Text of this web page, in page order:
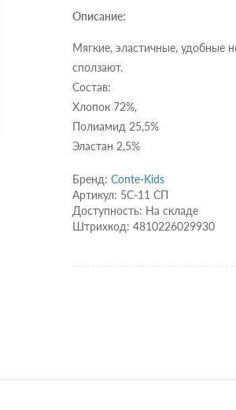
Описание:
Мягкие, эластичные, удобные
сползают.
Состав:
Хлопок 72%,
Полиамид 25,5%
Эластан 2,5%
Бренд: Conte-Kids
Артикул: 5С-11 СП
Доступность: На складе
Штрихкод: 4810226029930